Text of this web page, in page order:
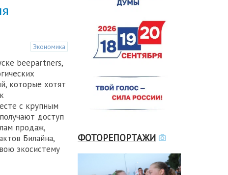
Экономика
beepartners,
которые хотят
с крупным
доступ
продаж,
Билайна,
экосистему
ФОТОРЕПОРТАЖИ